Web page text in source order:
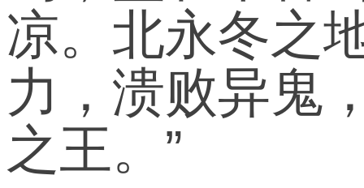
凉。北永冬之
力，溃败异鬼
之王。”